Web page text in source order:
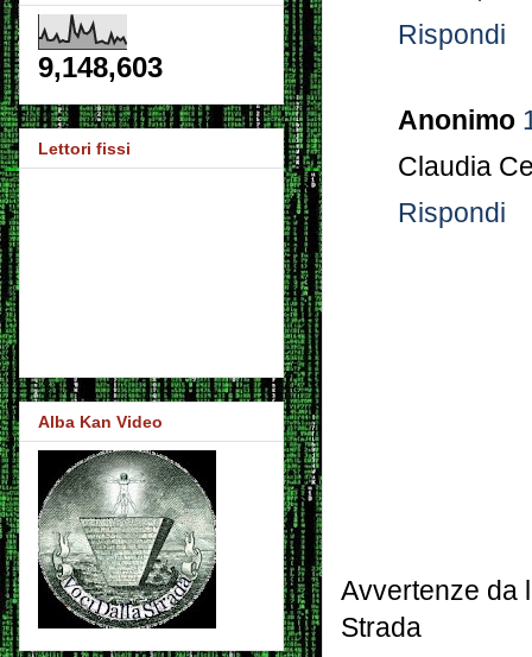
Rispondi
Anonimo
Claudia
Rispondi
Avvertenze da
Strada
9,148,603
Lettori fissi
Alba Kan Video